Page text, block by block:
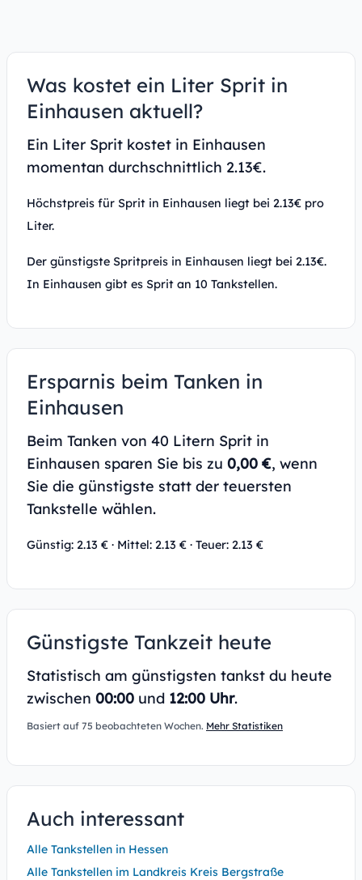
Was kostet ein Liter Sprit in
Einhausen aktuell?
Ein Liter Sprit kostet in Einhausen
momentan durchschnittlich 2.13€.
Höchstpreis für Sprit in Einhausen liegt bei 2.13€ pro
Liter.
Der günstigste Spritpreis in Einhausen liegt bei 2.13€.
In Einhausen gibt es Sprit an 10 Tankstellen.
Ersparnis beim Tanken in
Einhausen
Beim Tanken von 40 Litern Sprit in
Einhausen sparen Sie bis zu 0,00 €, wenn
Sie die günstigste statt der teuersten
Tankstelle wählen.
Günstig: 2.13 € · Mittel: 2.13 € · Teuer: 2.13 €
Günstigste Tankzeit heute
Statistisch am günstigsten tankst du heute
zwischen 00:00 und 12:00 Uhr.
Basiert auf 75 beobachteten Wochen. Mehr Statistiken
Auch interessant
Alle Tankstellen in Hessen
Alle Tankstellen im Landkreis Kreis Bergstraße